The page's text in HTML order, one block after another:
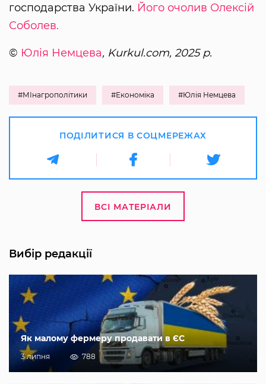
господарства України. Його очолив Олексій
Соболев.
© Юлія Немцева, Kurkul.com, 2025 р.
#МІнагрополітики #Економіка #Юлія Немцева
ПОДІЛИТИСЯ В СОЦМЕРЕЖАХ
ВСІ МАТЕРІАЛИ
Вибір редакції
Як малому фермеру продавати в ЄС
3 липня 788